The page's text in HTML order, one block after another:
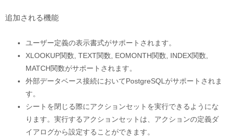
追加される機能
ユーザー定義の表示書式がサポートされます。
XLOOKUP関数, TEXT関数, EOMONTH関数, INDEX関数,
MATCH関数がサポートされます。
外部データベース接続においてPostgreSQLがサポートされま
す。
シートを閉じる際にアクションセットを実行できるようにな
ります。実行するアクションセットは、アクションの定義ダ
イアログから設定することができます。